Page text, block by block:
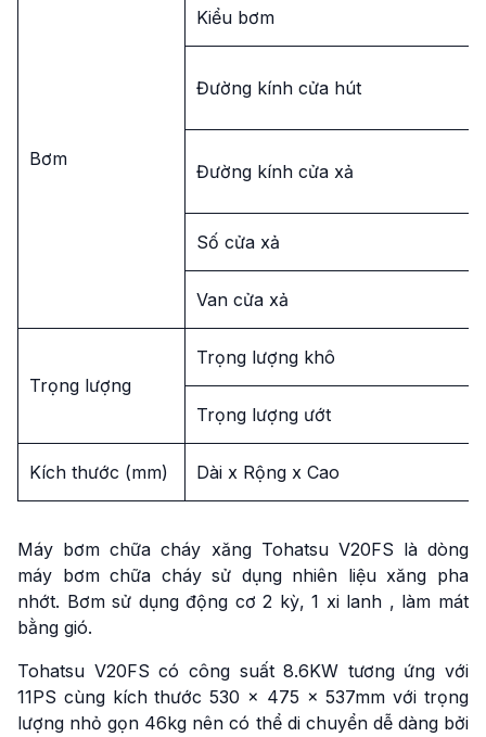
Bơm
Kiểu bơm
Đường kính cửa hút
Đường kính cửa xả
Số cửa xả
Van cửa xả
Trọng lượng
Trọng lượng khô
Trọng lượng ướt
Kích thước (mm) Dài x Rộng x Cao
Máy bơm chữa cháy xăng Tohatsu V20FS là dòng
máy bơm chữa cháy sử dụng nhiên liệu xăng pha
nhớt. Bơm sử dụng động cơ 2 kỳ, 1 xi lanh , làm mát
bằng gió.
Tohatsu V20FS có công suất 8.6KW tương ứng với
11PS cùng kích thước 530 x 475 x 537mm với trọng
lượng nhỏ gọn 46kg nên có thể di chuyển dễ dàng bởi